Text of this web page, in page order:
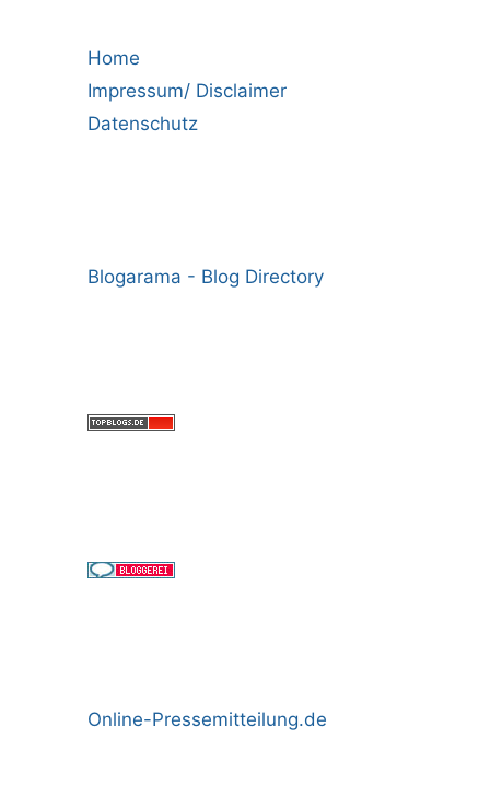
Home
Impressum/ Disclaimer
Datenschutz
Blogarama - Blog Directory
Online-Pressemitteilung.de